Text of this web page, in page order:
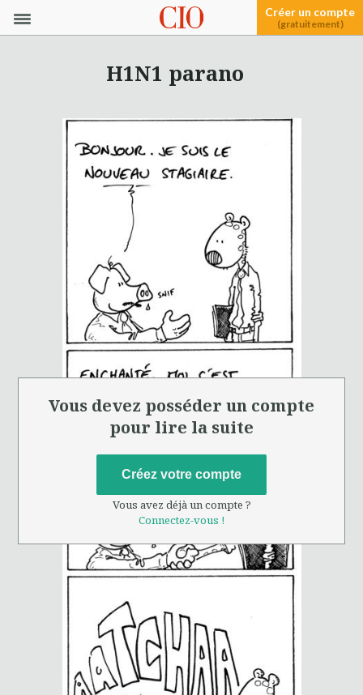
Créer un compte
(gratuitement)
H1N1 parano
Vous devez posséder un compte
pour lire la suite
Créez votre compte
Vous avez déjà un compte ?
Connectez-vous !